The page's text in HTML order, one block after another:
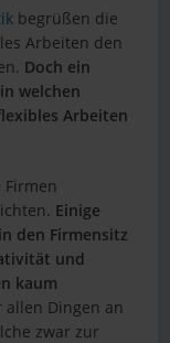
begrüßen die
Arbeiten den
Doch ein
welchen
Arbeiten
Einige
den Firmensitz
und
kaum
Dingen an
zwar zur